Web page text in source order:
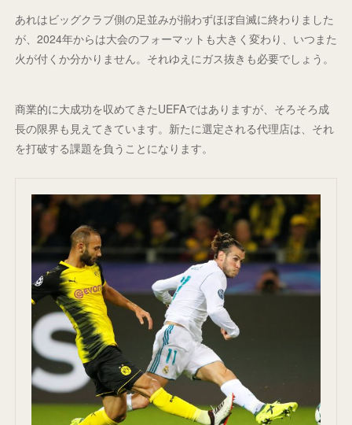
あれはビッグクラブ側の足並みが揃わずほぼ自滅に終わりました
が、2024年からは大会のフォーマットも大きく変わり、いつまた
火が付くか分かりません。それゆえにガス抜きも必要でしょう。
商業的に大成功を収めてきたUEFAではありますが、そろそろ成
長の限界も見えてきています。新たに選定される代理店は、それ
を打破する課題を負うことになります。